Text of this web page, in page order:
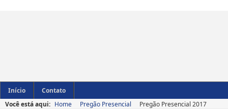
Início
Contato
Você está aqui: Home Pregão Presencial Pregão Presencial 2017